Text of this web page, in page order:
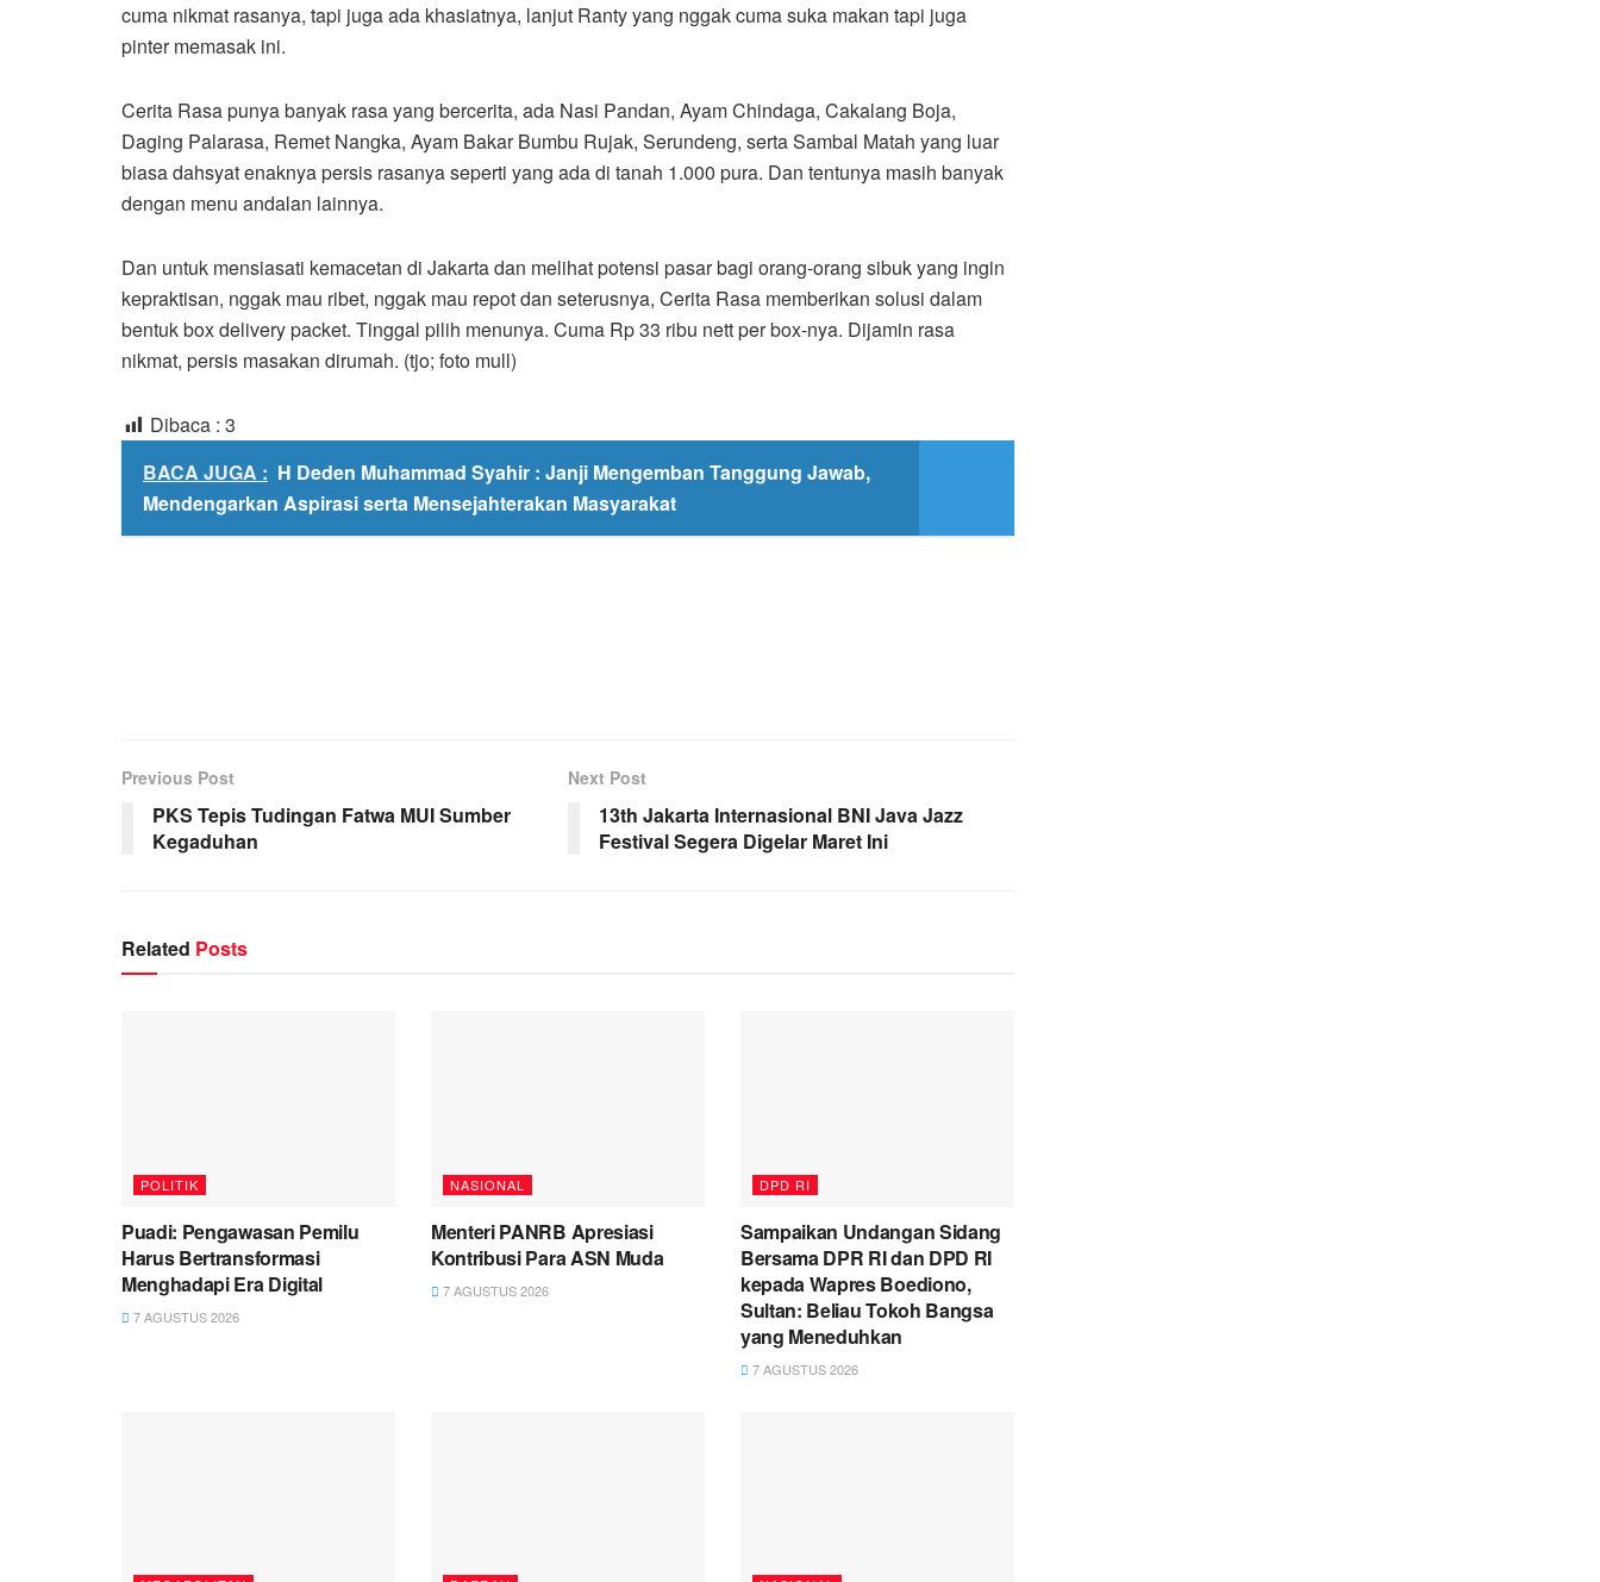
cuma nikmat rasanya, tapi juga ada khasiatnya, lanjut Ranty yang nggak cuma suka makan tapi juga
pinter memasak ini.
Cerita Rasa punya banyak rasa yang bercerita, ada Nasi Pandan, Ayam Chindaga, Cakalang Boja,
Daging Palarasa, Remet Nangka, Ayam Bakar Bumbu Rujak, Serundeng, serta Sambal Matah yang luar
biasa dahsyat enaknya persis rasanya seperti yang ada di tanah 1.000 pura. Dan tentunya masih banyak
dengan menu andalan lainnya.
Dan untuk mensiasati kemacetan di Jakarta dan melihat potensi pasar bagi orang-orang sibuk yang ingin
kepraktisan, nggak mau ribet, nggak mau repot dan seterusnya, Cerita Rasa memberikan solusi dalam
bentuk box delivery packet. Tinggal pilih menunya. Cuma Rp 33 ribu nett per box-nya. Dijamin rasa
nikmat, persis masakan dirumah. (tjo; foto mull)
Dibaca : 3
BACA JUGA : H Deden Muhammad Syahir : Janji Mengemban Tanggung Jawab,
Mendengarkan Aspirasi serta Mensejahterakan Masyarakat
Previous Post
PKS Tepis Tudingan Fatwa MUI Sumber
Kegaduhan
Next Post
13th Jakarta Internasional BNI Java Jazz
Festival Segera Digelar Maret Ini
Related Posts
POLITIK
Puadi: Pengawasan Pemilu
Harus Bertransformasi
Menghadapi Era Digital
7 AGUSTUS 2026
NASIONAL
Menteri PANRB Apresiasi
Kontribusi Para ASN Muda
7 AGUSTUS 2026
DPD RI
Sampaikan Undangan Sidang
Bersama DPR RI dan DPD RI
kepada Wapres Boediono,
Sultan: Beliau Tokoh Bangsa
yang Meneduhkan
7 AGUSTUS 2026